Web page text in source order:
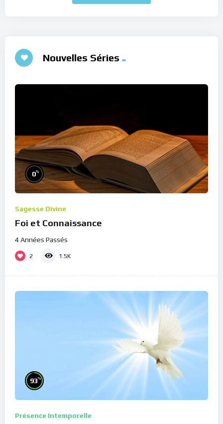
Nouvelles Séries
0%
Sagesse Divine
Foi et Connaissance
4 Années Passés
2 1.5K
93%
Présence Intemporelle